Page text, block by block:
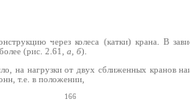
через колеса (катки) крана. В
(рис. 2.61, а, б).
на нагрузки от двух сближенных кранов
т.е. в положении,
166